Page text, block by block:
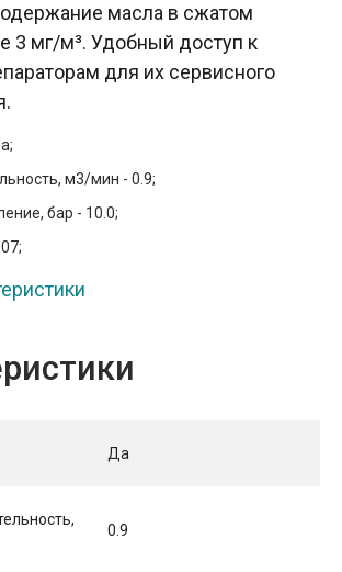
масла в сжатом
3 мг/м³. Удобный доступ к
для их сервисного
м3/мин - 0.9;
бар - 10.0;
Да
0.9